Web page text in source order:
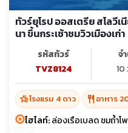
ทัวร์ยุโรป ออสเตรีย สโลวีเ
นา ขึ้นกระเช้าชมวิวเมืองเก่า
รหัสทัวร์
TVZ8124
จ
10
hotel_classโรงแรม 4 ดาว restaurant อาหาร
ไฮไลท์:ล่องเรือเบลด ชมถ้ำโ